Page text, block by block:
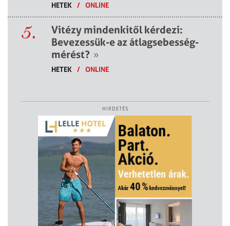
HETEK / ONLINE
5.
Vitézy mindenkitől kérdezi:
Bevezessük-e az átlagsebesség-
mérést? »
HETEK / ONLINE
HIRDETÉS